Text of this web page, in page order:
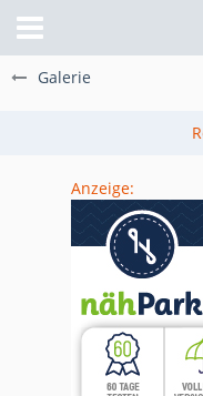
Galerie
Anzeige: